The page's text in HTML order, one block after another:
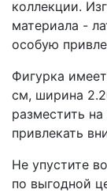
коллекции.
материала -
особую
Фигурка
см, ширина
разместить
привлекать
Не упустите
по выгодной